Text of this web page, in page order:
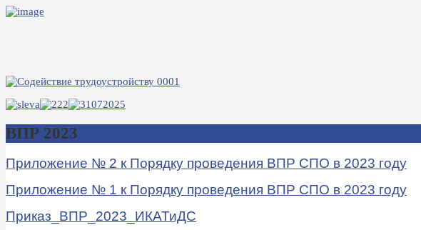
ВПР 2023
Приложение № 2 к Порядку проведения ВПР СПО в 2023 году
Приложение № 1 к Порядку проведения ВПР СПО в 2023 году
Приказ_ВПР_2023_ИКАТиДС